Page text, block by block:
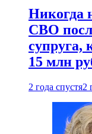
Никогда
СВО
супруга,
15 млн
2 года спустя2